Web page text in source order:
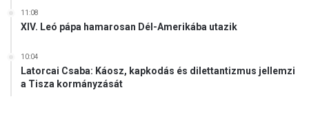
11:08
XIV. Leó pápa hamarosan Dél-Amerikába utazik
10:04
Latorcai Csaba: Káosz, kapkodás és dilettantizmus jellemzi
a Tisza kormányzását